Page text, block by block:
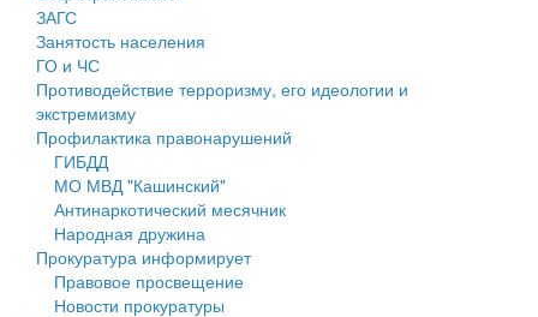
Персональные данные
Оценка регулирующего воздействия
Деятельность МУ
Нормативы градостроительного проектирования
Правила землепользования и застройки
Генеральные планы
Проекты планировки территории
ЗАГС
Занятость населения
ГО и ЧС
Противодействие терроризму, его идеологии и
экстремизму
Профилактика правонарушений
ГИБДД
МО МВД "Кашинский"
Антинаркотический месячник
Народная дружина
Прокуратура информирует
Правовое просвещение
Новости прокуратуры